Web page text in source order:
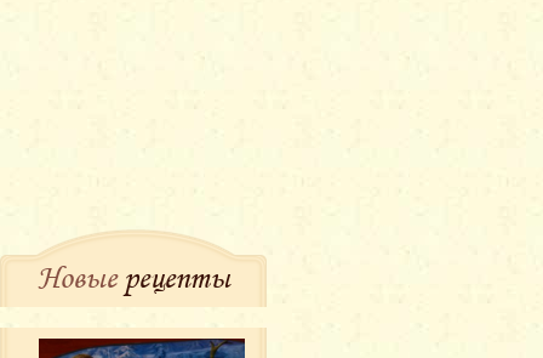
Новыерецепты